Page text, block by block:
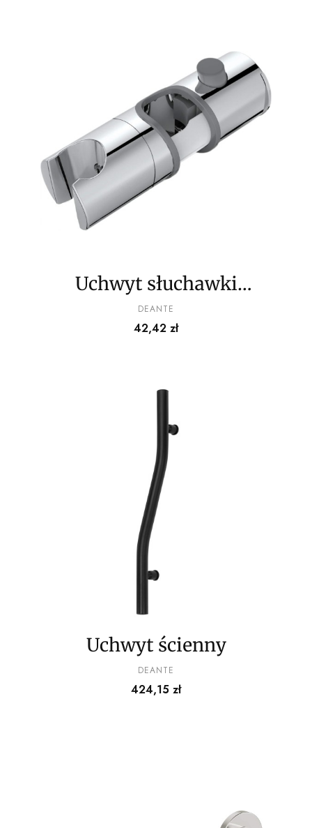
Uchwyt słuchawki
prysznicowej na drążek
PRODUCENT
DEANTE
Cena
42,42 zł
Uchwyt ścienny
PRODUCENT
DEANTE
Cena
424,15 zł